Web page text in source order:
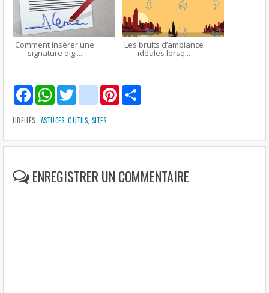
Comment insérer une
signature digi...
Les bruits d’ambiance
idéales lorsq...
F
a
c
e
o
o
W
h
a
t
A
p
T
t
e
r
g
m
a
i
P
i
n
r
e
LIBELLÉS : ASTUCES ,OUTILS SITES
ENREGISTRER UN COMMENTAIRE